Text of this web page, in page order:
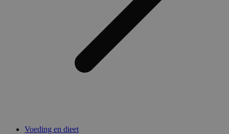
Voeding en dieet